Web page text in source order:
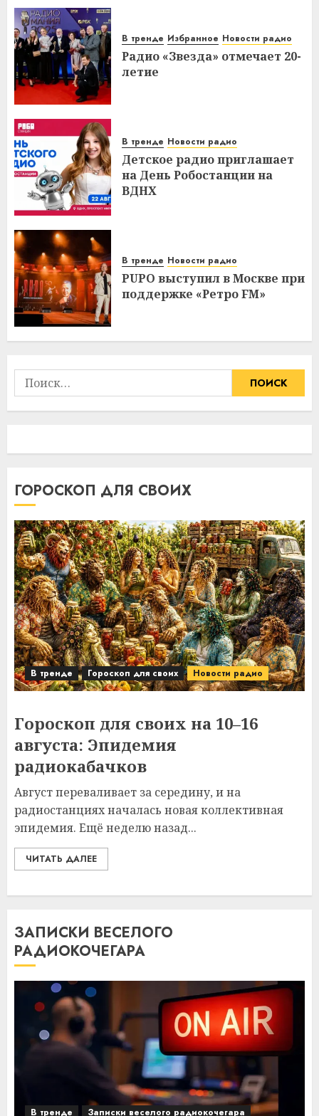
В тренде Избранное Новости радио
Радио «Звезда» отмечает 20-
летие
В тренде Новости радио
Детское радио приглашает
на День Робостанции на
ВДНХ
В тренде Новости радио
PUPO выступил в Москве при
поддержке «Ретро FM»
Найти:
ГОРОСКОП ДЛЯ СВОИХ
В тренде Гороскоп для своих Новости радио
Гороскоп для своих на 10–16
августа: Эпидемия
радиокабачков
Август переваливает за середину, и на
радиостанциях началась новая коллективная
эпидемия. Ещё неделю назад...
ЧИТАТЬ ДАЛЕЕ
ЗАПИСКИ ВЕСЕЛОГО
РАДИОКОЧЕГАРА
В тренде Записки веселого радиокочегара